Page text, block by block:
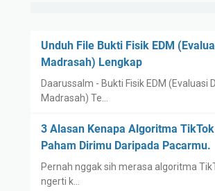
Unduh File Bukti Fisik EDM
Madrasah) Lengkap
Daarussalm - Bukti Fisik EDM (Evaluasi
Madrasah) Te…
3 Alasan Kenapa Algoritma
Paham Dirimu Daripada Pacarmu.
Pernah nggak sih merasa algoritma
ngerti k…